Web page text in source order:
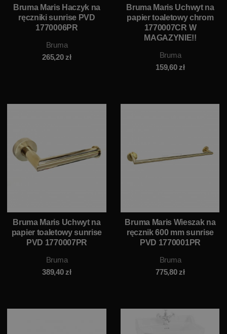
Bruma Maris Haczyk na
ręczniki sunrise PVD
1770006PR
Bruma
265,20zł
Bruma Maris Uchwyt na
papier toaletowy chrom
1770007CR W
MAGAZYNIE!!
Bruma
159,60zł
Bruma Maris Uchwyt na
papier toaletowy sunrise
PVD 1770007PR
Bruma
389,40zł
Bruma Maris Wieszak na
ręcznik 600 mm sunrise
PVD 1770001PR
Bruma
775,80zł